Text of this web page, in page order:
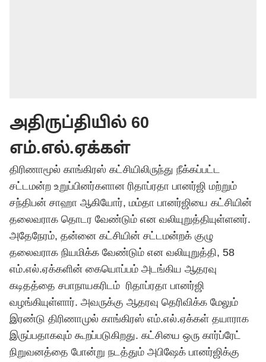
அதிருப்தியில் 60
எம்.எல்.ஏக்கள்
திரிணாமூல் காங்கிரஸ் கட்சியிலிருந்து நீக்கப்பட்ட
சட்டமன்ற உறுப்பினர்களான ரிதாப்ரதா பானர்ஜி மற்றும்
சந்திபன் சாஹா ஆகியோர், மம்தா பானர்ஜியை கட்சியின்
தலைவராக தொடர வேண்டும் என வலியுறுத்தியுள்ளனர்.
அதேநேரம், தன்னை கட்சியின் சட்டமன்றக் குழு
தலைவராக நியமிக்க வேண்டும் என வலியுறுத்தி, 58
எம்.எல்.ஏக்களின் கையொப்பம் அடங்கிய ஆதரவு
கடிதத்தை சபாநாயகரிடம் ரிதாப்ரதா பானர்ஜி
வழங்கியுள்ளார். அவருக்கு ஆதரவு தெரிவிக்க மேலும்
இரண்டு திரிணாமுல் காங்கிரஸ் எம்.எல்.ஏக்கள் தயாராக
இருப்பதாகவும் கூறப்படுகிறது. கட்சியை ஒரு கார்ப்ரேட்
நிறுவனத்தை போன்று நடத்தும் அபிஷேக் பானர்ஜிக்கு